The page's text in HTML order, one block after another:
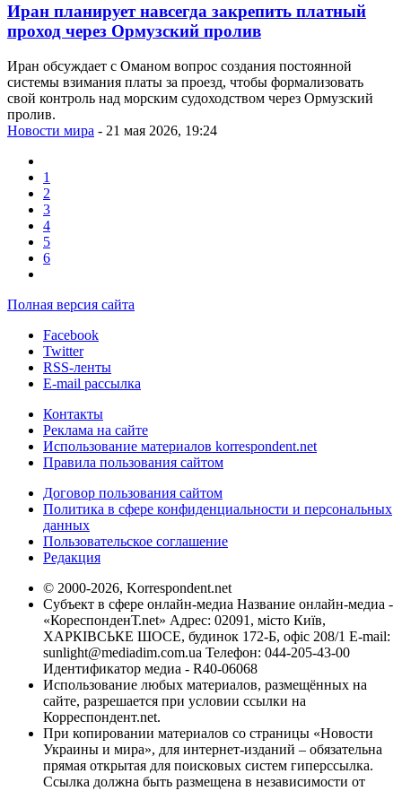
Иран планирует навсегда закрепить платный
проход через Ормузский пролив
Иран обсуждает с Оманом вопрос создания постоянной
системы взимания платы за проезд, чтобы формализовать
свой контроль над морским судоходством через Ормузский
пролив.
Новости мира - 21 мая 2026, 19:24
1
2
3
4
5
6
Полная версия сайта
Facebook
Twitter
RSS-ленты
E-mail рассылка
Контакты
Реклама на сайте
Использование материалов korrespondent.net
Правила пользования сайтом
Договор пользования сайтом
Политика в сфере конфиденциальности и персональных
данных
Пользовательское соглашение
Редакция
© 2000-2026, Korrespondent.net
Субъект в сфере онлайн-медиа Название онлайн-медиа -
«КореспонденТ.net» Адрес: 02091, місто Київ,
ХАРКІВСЬКЕ ШОСЕ, будинок 172-Б, офіс 208/1 E-mail:
sunlight@mediadim.com.ua Телефон: 044-205-43-00
Идентификатор медиа - R40-06068
Использование любых материалов, размещённых на
сайте, разрешается при условии ссылки на
Корреспондент.net.
При копировании материалов со страницы «Новости
Украины и мира», для интернет-изданий – обязательна
прямая открытая для поисковых систем гиперссылка.
Ссылка должна быть размещена в независимости от